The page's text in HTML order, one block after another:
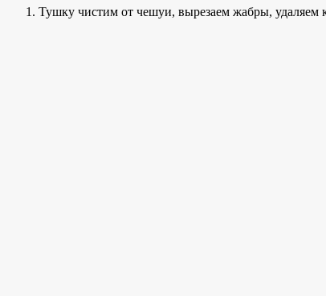
Тушку чистим от чешуи, вырезаем жабры,